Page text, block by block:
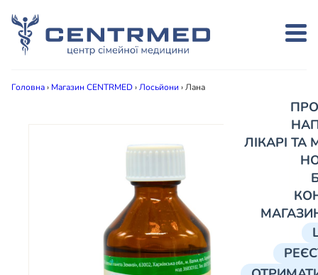
ЛІКАРІ
Головна› Магазин CENTRMED›Лосьйони ›Лана